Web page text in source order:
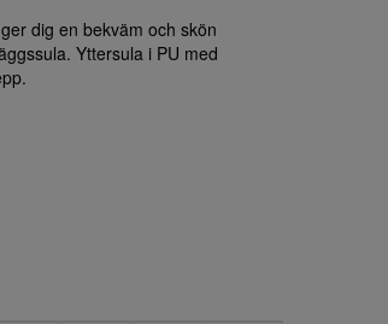
dig en bekväm och skön
Yttersula i PU med